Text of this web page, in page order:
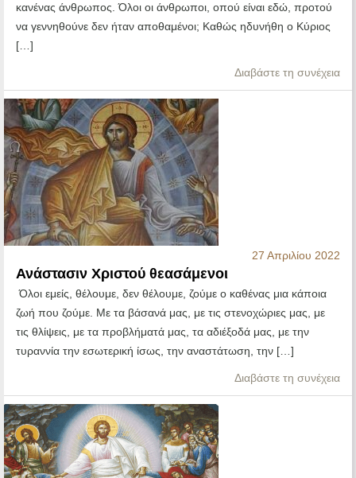
κανένας άνθρωπος. Όλοι οι άνθρωποι, οπού είναι εδώ, προτού
να γεννηθούνε δεν ήταν αποθαμένοι; Καθώς ηδυνήθη ο Κύριος
[…]
Διαβάστε τη συνέχεια
27 Απριλίου 2022
Ανάστασιν Χριστού θεασάμενοι
Όλοι εμείς, θέλουμε, δεν θέλουμε, ζούμε ο καθένας μια κάποια
ζωή που ζούμε. Με τα βάσανά μας, με τις στενοχώριες μας, με
τις θλίψεις, με τα προβλήματά μας, τα αδιέξοδά μας, με την
τυραννία την εσωτερική ίσως, την αναστάτωση, την […]
Διαβάστε τη συνέχεια